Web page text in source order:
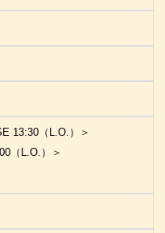
13:30（L.O.）＞
（L.O.）＞